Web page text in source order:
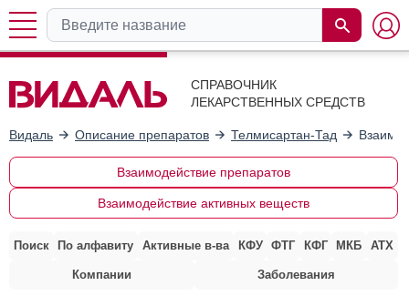
СПРАВОЧНИК
ЛЕКАРСТВЕННЫХ СРЕДСТВ
Видаль Описание препаратов Телмисартан-Тад
Взаимодействие препаратов
Взаимодействие активных веществ
Поиск По алфавиту Активные в-ва КФУ ФТГ КФГ МКБ АТХ
Компании Заболевания